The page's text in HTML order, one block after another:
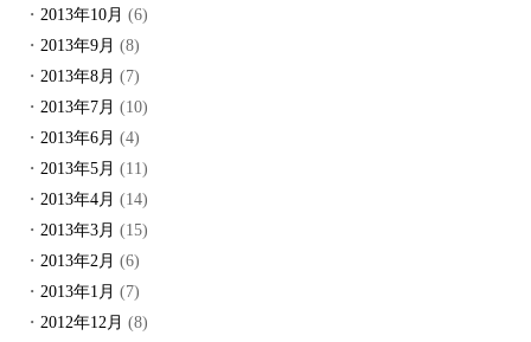
2013年10月 (6)
2013年9月 (8)
2013年8月 (7)
2013年7月 (10)
2013年6月 (4)
2013年5月 (11)
2013年4月 (14)
2013年3月 (15)
2013年2月 (6)
2013年1月 (7)
2012年12月 (8)